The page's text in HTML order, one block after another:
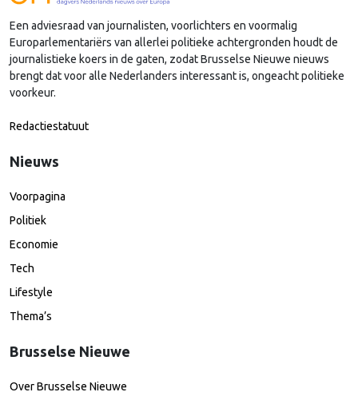
Een adviesraad van journalisten, voorlichters en voormalig
Europarlementariërs van allerlei politieke achtergronden houdt de
journalistieke koers in de gaten, zodat Brusselse Nieuwe nieuws
brengt dat voor alle Nederlanders interessant is, ongeacht politieke
voorkeur.
Redactiestatuut
Nieuws
Voorpagina
Politiek
Economie
Tech
Lifestyle
Thema’s
Brusselse Nieuwe
Over Brusselse Nieuwe